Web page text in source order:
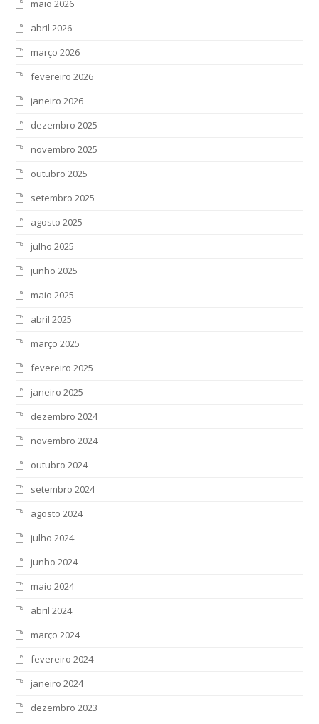
maio 2026
abril 2026
março 2026
fevereiro 2026
janeiro 2026
dezembro 2025
novembro 2025
outubro 2025
setembro 2025
agosto 2025
julho 2025
junho 2025
maio 2025
abril 2025
março 2025
fevereiro 2025
janeiro 2025
dezembro 2024
novembro 2024
outubro 2024
setembro 2024
agosto 2024
julho 2024
junho 2024
maio 2024
abril 2024
março 2024
fevereiro 2024
janeiro 2024
dezembro 2023